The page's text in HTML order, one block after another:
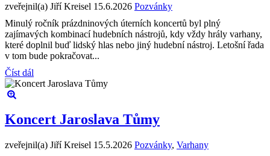
zveřejnil(a) Jiří Kreisel 15.6.2026 Pozvánky
Minulý ročník prázdninových úterních koncertů byl plný
zajímavých kombinací hudebních nástrojů, kdy vždy hrály varhany,
které doplnil buď lidský hlas nebo jiný hudební nástroj. Letošní řada
v tom bude pokračovat...
Číst dál
Koncert Jaroslava Tůmy
zveřejnil(a) Jiří Kreisel 15.5.2026 Pozvánky, Varhany